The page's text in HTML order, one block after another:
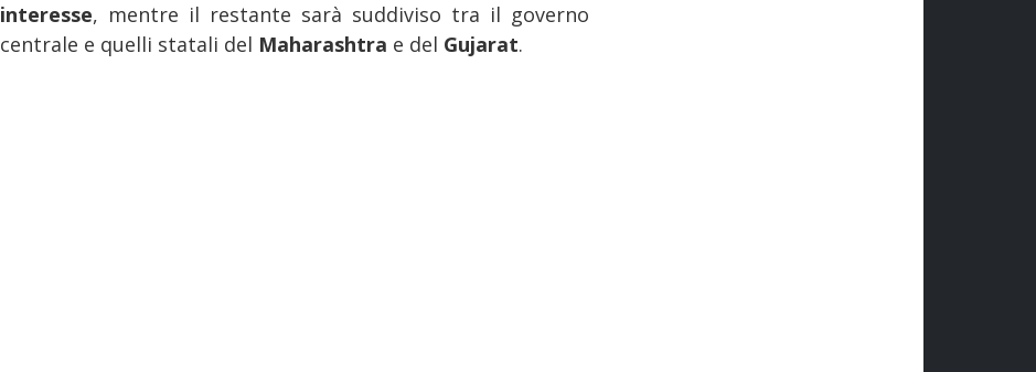
interesse, mentre il restante sarà suddiviso tra il governo
centrale e quelli statali del Maharashtra e del Gujarat.